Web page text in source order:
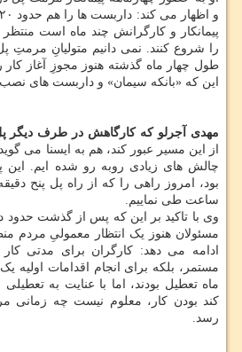
پیمانکار و کارگرانش چند ماه است
را شروع کنند. نمی دانیم متولیانِ مرمتِ
طول چهار ماه گذشته هنوز مجوزِ آغاز کار
این که «بانکه سیمان» و داربست های نصب
مهدی آجرلو که کارگاهش در طرف دیگر
از این مسیر عبور کند، هم به ایسنا می
چالش های زیادی روبه رو شده ایم.
بود، امروز راهی را که از راه پل پنح
ساعت طی نماییم.
وی با تاکید بر این که پس از گذشت حدود
مسئولان هنوز یک انتظار معمولیِ مردم
ادامه می دهد: کارگران برای مدتی
مستمر، بلکه برای انجام اقدامات اولیه
ماه تعطیل بودند، اما با عنایت به
کند بودن کار، معلوم نیست چه زمانی
رسد.